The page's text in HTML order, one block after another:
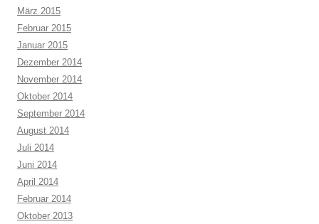
März 2015
Februar 2015
Januar 2015
Dezember 2014
November 2014
Oktober 2014
September 2014
August 2014
Juli 2014
Juni 2014
April 2014
Februar 2014
Oktober 2013